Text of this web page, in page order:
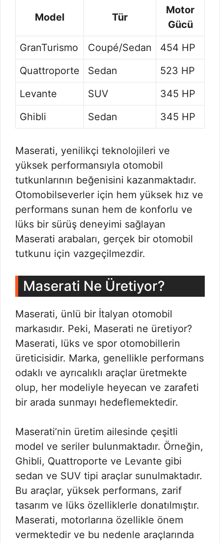
Model Tür
Motor
Gücü
GranTurismo
Coupé/Sedan
454 HP
Quattroporte
Sedan
523 HP
Levante
SUV
345 HP
Ghibli
Sedan 345 HP
Maserati, yenilikçi teknolojileri ve
yüksek performansıyla otomobil
tutkunlarının beğenisini kazanmaktadır.
Otomobilseverler için hem yüksek hız ve
performans sunan hem de konforlu ve
lüks bir sürüş deneyimi sağlayan
Maserati arabaları, gerçek bir otomobil
tutkunu için vazgeçilmezdir.
Maserati Ne Üretiyor?
Maserati, ünlü bir İtalyan otomobil
markasıdır. Peki, Maserati ne üretiyor?
Maserati, lüks ve spor otomobillerin
üreticisidir. Marka, genellikle performans
odaklı ve ayrıcalıklı araçlar üretmekte
olup, her modeliyle heyecan ve zarafeti
bir arada sunmayı hedeflemektedir.
Maserati’nin üretim ailesinde çeşitli
model ve seriler bulunmaktadır. Örneğin,
Ghibli, Quattroporte ve Levante gibi
sedan ve SUV tipi araçlar sunulmaktadır.
Bu araçlar, yüksek performans, zarif
tasarım ve lüks özelliklerle donatılmıştır.
Maserati, motorlarına özellikle önem
vermektedir ve bu nedenle araçlarında